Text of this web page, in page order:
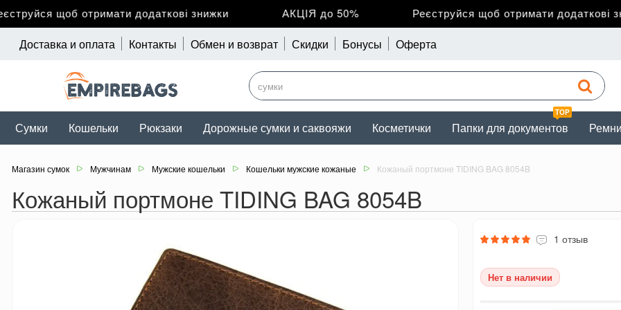
щоб отримати додаткові знижки АКЦІЯ до 50% Реєструйся щоб отримати додаткові
Доставка и оплата Контакты Обмен и возврат Скидки Бонусы Оферта
Сумки Кошельки Рюкзаки Дорожные сумки и саквояжи Косметички
TOP
Папки для документов Ремни
Магазин сумок Мужчинам Мужские кошельки Кошельки мужские кожаные Кожаный портмоне TIDING BAG 8054B
Кожаный портмоне TIDING BAG 8054B
1 отзыв
Нет в наличии